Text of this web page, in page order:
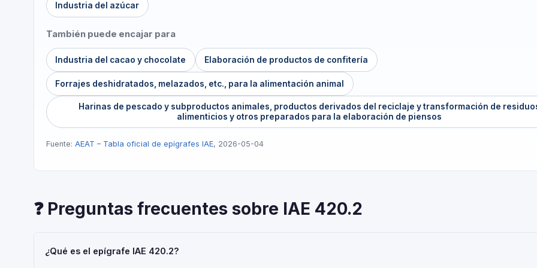
Industria del azúcar
También puede encajar para
Industria del cacao y chocolate Elaboración de productos de confitería
Forrajes deshidratados, melazados, etc., para la alimentación animal
Harinas de pescado y subproductos animales, productos derivados del reciclaje y transformación de
alimenticios y otros preparados para la elaboración de piensos
Fuente: AEAT – Tabla oficial de epígrafes IAE, 2026-05-04
❓ Preguntas frecuentes sobre IAE 420.2
¿Qué es el epígrafe IAE 420.2?